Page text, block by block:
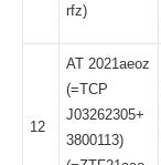
rfz)
12
AT 2021aeoz
(=TCP
J03262305+
3800113)